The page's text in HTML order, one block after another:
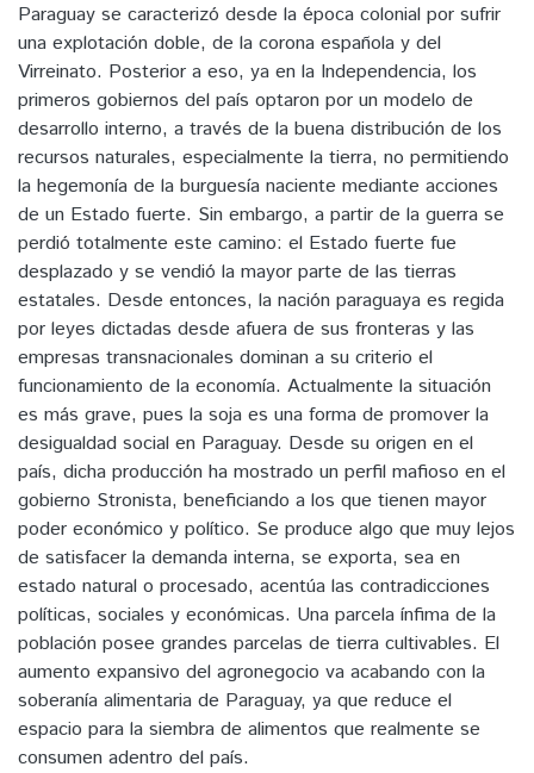
Paraguay se caracterizó desde la época colonial por sufrir
una explotación doble, de la corona española y del
Virreinato. Posterior a eso, ya en la Independencia, los
primeros gobiernos del país optaron por un modelo de
desarrollo interno, a través de la buena distribución de los
recursos naturales, especialmente la tierra, no permitiendo
la hegemonía de la burguesía naciente mediante acciones
de un Estado fuerte. Sin embargo, a partir de la guerra se
perdió totalmente este camino: el Estado fuerte fue
desplazado y se vendió la mayor parte de las tierras
estatales. Desde entonces, la nación paraguaya es regida
por leyes dictadas desde afuera de sus fronteras y las
empresas transnacionales dominan a su criterio el
funcionamiento de la economía. Actualmente la situación
es más grave, pues la soja es una forma de promover la
desigualdad social en Paraguay. Desde su origen en el
país, dicha producción ha mostrado un perfil mafioso en el
gobierno Stronista, beneficiando a los que tienen mayor
poder económico y político. Se produce algo que muy lejos
de satisfacer la demanda interna, se exporta, sea en
estado natural o procesado, acentúa las contradicciones
políticas, sociales y económicas. Una parcela ínfima de la
población posee grandes parcelas de tierra cultivables. El
aumento expansivo del agronegocio va acabando con la
soberanía alimentaria de Paraguay, ya que reduce el
espacio para la siembra de alimentos que realmente se
consumen adentro del país.